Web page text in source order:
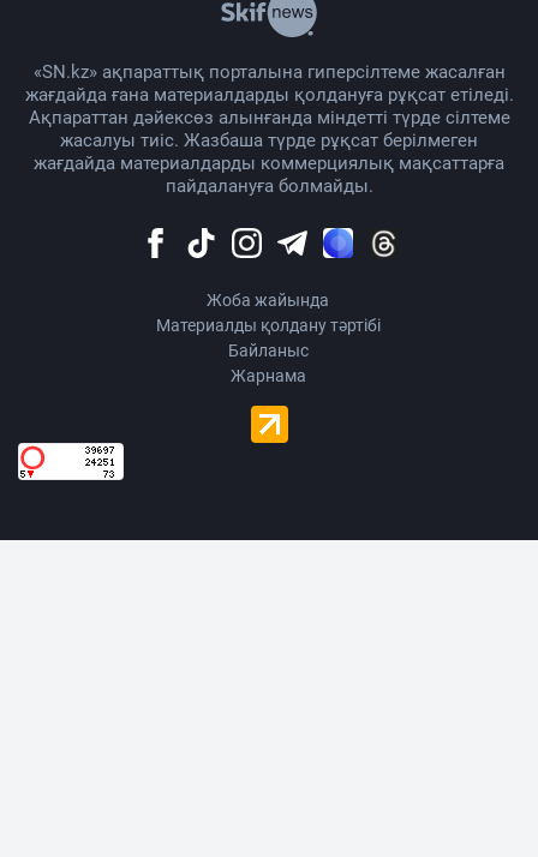
«SN.kz» ақпараттық порталына гиперсілтеме жасалған
жағдайда ғана материалдарды қолдануға рұқсат етіледі.
Ақпараттан дәйексөз алынғанда міндетті түрде сілтеме
жасалуы тиіс. Жазбаша түрде рұқсат берілмеген
жағдайда материалдарды коммерциялық мақсаттарға
пайдалануға болмайды.
Жоба жайында
Материалды қолдану тәртібі
Байланыс
Жарнама